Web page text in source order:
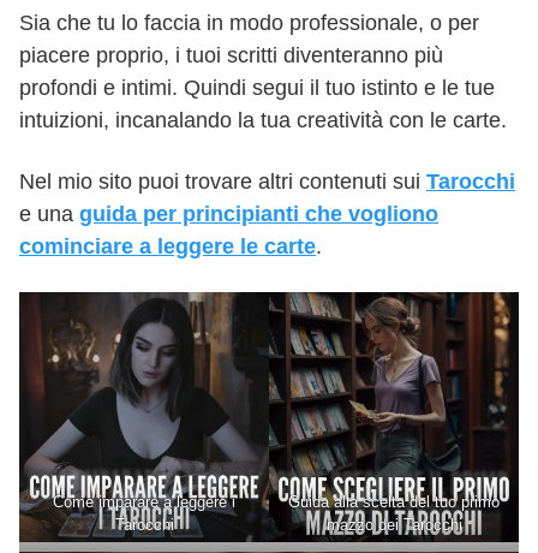
Sia che tu lo faccia in modo professionale, o per
piacere proprio, i tuoi scritti diventeranno più
profondi e intimi. Quindi segui il tuo istinto e le tue
intuizioni, incanalando la tua creatività con le carte.
Nel mio sito puoi trovare altri contenuti sui Tarocchi
e una guida per principianti che vogliono
cominciare a leggere le carte.
Come imparare a leggere i
Tarocchi
Guida alla scelta del tuo primo
mazzo dei Tarocchi